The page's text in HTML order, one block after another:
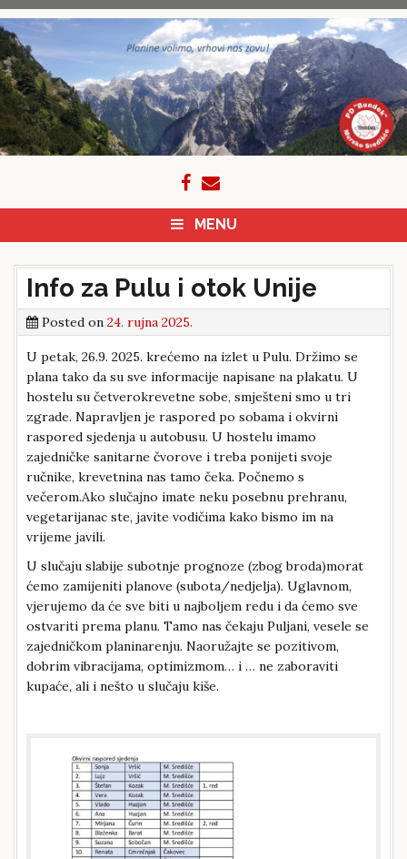
Skip
to
content
MENU
Info za Pulu i otok Unije
Posted on 24. rujna 2025.
U petak, 26.9. 2025. krećemo na izlet u Pulu. Držimo se
plana tako da su sve informacije napisane na plakatu. U
hostelu su četverokrevetne sobe, smješteni smo u tri
zgrade. Napravljen je raspored po sobama i okvirni
raspored sjedenja u autobusu. U hostelu imamo
zajedničke sanitarne čvorove i treba ponijeti svoje
ručnike, krevetnina nas tamo čeka. Počnemo s
večerom.Ako slučajno imate neku posebnu prehranu,
vegetarijanac ste, javite vodičima kako bismo im na
vrijeme javili.
U slučaju slabije subotnje prognoze (zbog broda)morat
ćemo zamijeniti planove (subota/nedjelja). Uglavnom,
vjerujemo da će sve biti u najboljem redu i da ćemo sve
ostvariti prema planu. Tamo nas čekaju Puljani, vesele se
zajedničkom planinarenju. Naoružajte se pozitivom,
dobrim vibracijama, optimizmom… i … ne zaboraviti
kupaće, ali i nešto u slučaju kiše.